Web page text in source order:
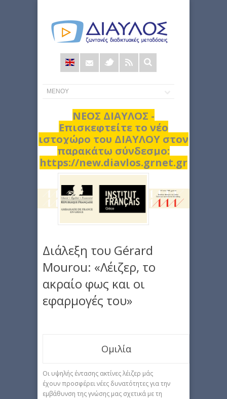
Φόρμα
αναζήτησης
ΝΕΟΣ ΔΙΑΥΛΟΣ -
Επισκεφτείτε το νέο
ιστοχώρο του ΔΙΑΥΛΟΥ στον
παρακάτω σύνδεσμο:
https://new.diavlos.grnet.gr
Διάλεξη του Gérard
Mourou: «Λέιζερ, το
ακραίο φως και οι
εφαρμογές του»
Ομιλία
Οι υψηλής έντασης ακτίνες λέιζερ μάς
έχουν προσφέρει νέες δυνατότητες για την
εμβάθυνση της γνώσης μας σχετικά με τη